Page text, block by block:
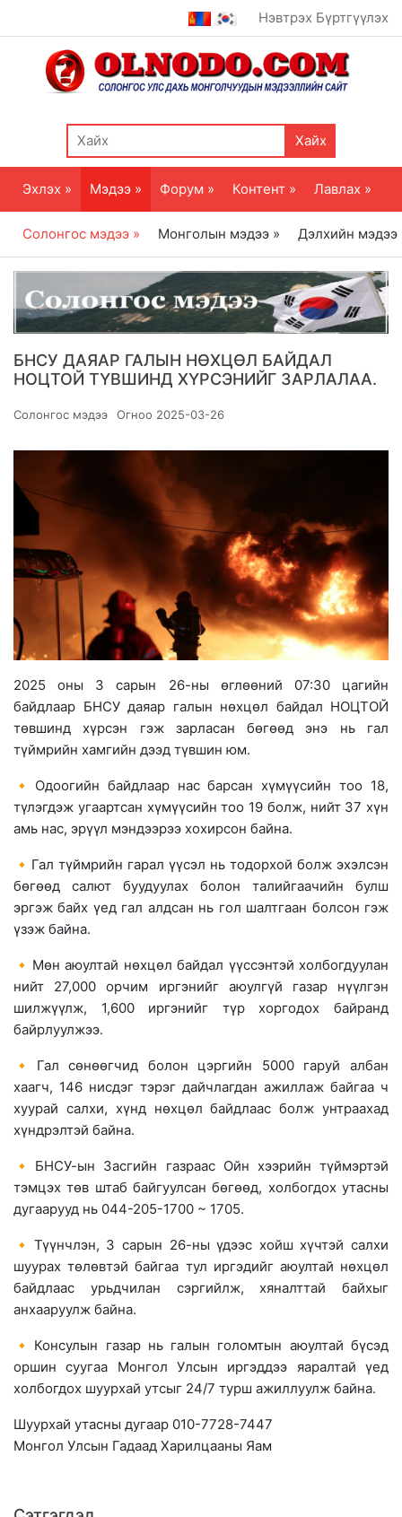
Нэвтрэх Бүртгүүлэх
Хайх
Эхлэх » Мэдээ » Форум » Контент » Лавлах »
Солонгос мэдээ » Монголын мэдээ » Дэлхийн мэдээ
БНСУ ДАЯАР ГАЛЫН НӨХЦӨЛ БАЙДАЛ
НОЦТОЙ ТҮВШИНД ХҮРСЭНИЙГ ЗАРЛАЛАА.
Солонгос мэдээ Огноо 2025-03-26
2025 оны 3 сарын 26-ны өглөөний 07:30 цагийн
байдлаар БНСУ даяар галын нөхцөл байдал НОЦТОЙ
төвшинд хүрсэн гэж зарласан бөгөөд энэ нь гал
түймрийн хамгийн дээд түвшин юм.
🔸Одоогийн байдлаар нас барсан хүмүүсийн тоо 18,
түлэгдэж угаартсан хүмүүсийн тоо 19 болж, нийт 37 хүн
амь нас, эрүүл мэндээрээ хохирсон байна.
🔸Гал түймрийн гарал үүсэл нь тодорхой болж эхэлсэн
бөгөөд салют буудуулах болон талийгаачийн булш
эргэж байх үед гал алдсан нь гол шалтгаан болсон гэж
үзэж байна.
🔸Мөн аюултай нөхцөл байдал үүссэнтэй холбогдуулан
нийт 27,000 орчим иргэнийг аюулгүй газар нүүлгэн
шилжүүлж, 1,600 иргэнийг түр хоргодох байранд
байрлуулжээ.
🔸Гал сөнөөгчид болон цэргийн 5000 гаруй албан
хаагч, 146 нисдэг тэрэг дайчлагдан ажиллаж байгаа ч
хуурай салхи, хүнд нөхцөл байдлаас болж унтраахад
хүндрэлтэй байна.
🔸БНСУ-ын Засгийн газраас Ойн хээрийн түймэртэй
тэмцэх төв штаб байгуулсан бөгөөд, холбогдох утасны
дугаарууд нь 044-205-1700 ~ 1705.
🔸Түүнчлэн, 3 сарын 26-ны үдээс хойш хүчтэй салхи
шуурах төлөвтэй байгаа тул иргэдийг аюултай нөхцөл
байдлаас урьдчилан сэргийлж, хяналттай байхыг
анхааруулж байна.
🔸Консулын газар нь галын голомтын аюултай бүсэд
оршин суугаа Монгол Улсын иргэддээ яаралтай үед
холбогдох шуурхай утсыг 24/7 турш ажиллуулж байна.
Шуурхай утасны дугаар 010-7728-7447
Монгол Улсын Гадаад Харилцааны Яам